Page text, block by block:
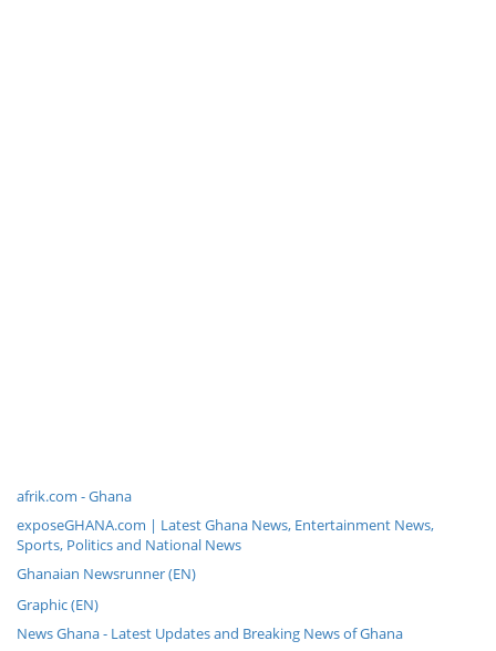
afrik.com - Ghana
exposeGHANA.com | Latest Ghana News, Entertainment News,
Sports, Politics and National News
Ghanaian Newsrunner (EN)
Graphic (EN)
News Ghana - Latest Updates and Breaking News of Ghana